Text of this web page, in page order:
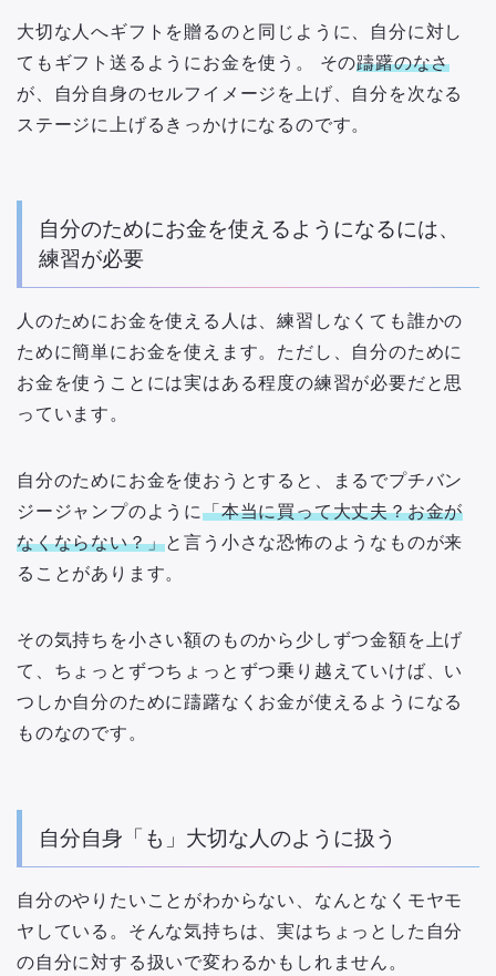
大切な人へギフトを贈るのと同じように、自分に対し
てもギフト送るようにお金を使う。 その躊躇のなさ
が、自分自身のセルフイメージを上げ、自分を次なる
ステージに上げるきっかけになるのです。
自分のためにお金を使えるようになるには、
練習が必要
人のためにお金を使える人は、練習しなくても誰かの
ために簡単にお金を使えます。ただし、自分のために
お金を使うことには実はある程度の練習が必要だと思
っています。
自分のためにお金を使おうとすると、まるでプチバン
ジージャンプのように「本当に買って大丈夫？お金が
なくならない？」と言う小さな恐怖のようなものが来
ることがあります。
その気持ちを小さい額のものから少しずつ金額を上げ
て、ちょっとずつちょっとずつ乗り越えていけば、い
つしか自分のために躊躇なくお金が使えるようになる
ものなのです。
自分自身「も」大切な人のように扱う
自分のやりたいことがわからない、なんとなくモヤモ
ヤしている。そんな気持ちは、実はちょっとした自分
の自分に対する扱いで変わるかもしれません。